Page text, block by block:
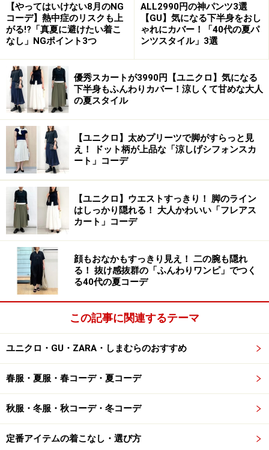
て、ヘビーローテーションしています。
ですから、「あれ？今日のエヴァ・ロンゴリアの靴だけ
ど、彼女前にもはいてたよね、これって、お気に入りな
んだね～。」なんていうことがよくあります。確かにレ
ッドカーペットでは、勝負靴を履くのですが、パーティ
ーに行ったり、ちょっとお買い物したり、お散歩した
り…そんなときのデイリーシューズには、物凄く気に入
ったものや、はきやすいものを選んでいるのです。
セレブたちも普段靴として選ぶ「ナインウエスト」は、
アメリカでは働く女性の80％以上が、1足は持っている
というぐらいのメジャーブランド。種類も豊富で、デザ
イン性もバッチリ。さらに、お値段にもお手ごろ感があ
るので、「シーンやファッションにあわせていろいろな
タイプの靴が欲しい！」という女性のみかたですね。長
時間はいていても疲れないという、はき心地の良さも人
気の秘訣です。では、さっそくイチオシのアイテムをみ
この秋イチオシ！
セレブっぽさ満喫のプラットフォームシュ
ーズ！
【やってはいけない8月のNG
コーデ】熱中症のリスクも上
がる!?「真夏に避けたい着こ
なし」NGポイント3つ
ALL2990円の神パンツ3選
【GU】気になる下半身をおし
ゃれにカバー！「40代の夏パ
ンツスタイル」3選
優秀スカートが3990円【ユニクロ】気になる
下半身もふんわりカバー！涼しくて甘めな大人
の夏スタイル
【ユニクロ】太めプリーツで脚がすらっと見
え！ ドット柄が上品な「涼しげシフォンスカ
ート」コーデ
【ユニクロ】ウエストすっきり！ 脚のライン
はしっかり隠れる！ 大人かわいい「フレアス
カート」コーデ
顔もおなかもすっきり見え！ 二の腕も隠れ
る！ 抜け感抜群の「ふんわりワンピ」でつく
る40代の夏コーデ
この記事に関連するテーマ
ユニクロ・GU・ZARA・しまむらのおすすめ
春服・夏服・春コーデ・夏コーデ
秋服・冬服・秋コーデ・冬コーデ
定番アイテムの着こなし・選び方